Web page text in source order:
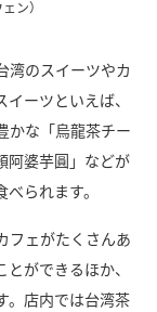
ン）
湾のスイーツやカ
ーツといえば、
かな「烏龍茶チー
阿婆芋圓」などが
られます。
フェがたくさんあ
ができるほか、
。店内では台湾茶